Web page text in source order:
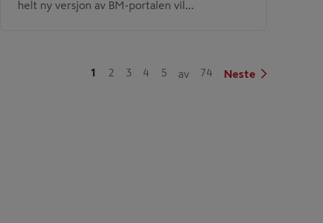
helt ny versjon av BM-portalen vil
kontoret eller står ute på byggeplassen.
1 2 3 4 5 av 74 Neste